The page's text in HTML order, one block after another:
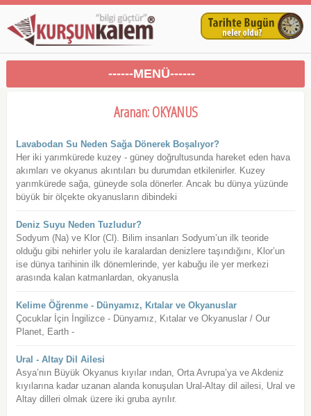
------MENÜ------
Aranan: OKYANUS
Lavabodan Su Neden Sağa Dönerek Boşalıyor?
Her iki yarımkürede kuzey - güney doğrultusunda hareket eden hava
akımları ve okyanus akıntıları bu durumdan etkilenirler. Kuzey
yarımkürede sağa, güneyde sola dönerler. Ancak bu dünya yüzünde
büyük bir ölçekte okyanusların dibindeki
Deniz Suyu Neden Tuzludur?
Sodyum (Na) ve Klor (Cl). Bilim insanları Sodyum’un ilk teoride
olduğu gibi nehirler yolu ile karalardan denizlere taşındığını, Klor’un
ise dünya tarihinin ilk dönemlerinde, yer kabuğu ile yer merkezi
arasında kalan katmanlardan, okyanusla
Kelime Öğrenme - Dünyamız, Kıtalar ve Okyanuslar
Çocuklar İçin İngilizce - Dünyamız, Kıtalar ve Okyanuslar / Our
Planet, Earth -
Ural - Altay Dil Ailesi
Asya’nın Büyük Okyanus kıyılar ından, Orta Avrupa’ya ve Akdeniz
kıyılarına kadar uzanan alanda konuşulan Ural-Altay dil ailesi, Ural ve
Altay dilleri olmak üzere iki gruba ayrılır.